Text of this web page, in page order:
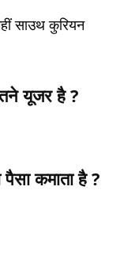
साउथ कुरियन
यूजर है ?
कमाता है ?